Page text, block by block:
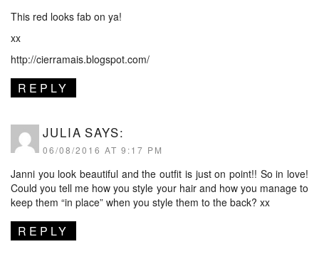
This red looks fab on ya!
xx
http://cierramais.blogspot.com/
REPLY
JULIA SAYS:
06/08/2016 AT 9:17 PM
Janni you look beautiful and the outfit is just on point!! So in love!
Could you tell me how you style your hair and how you manage to
keep them “in place” when you style them to the back? xx
REPLY